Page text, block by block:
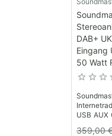
DAB+
Eingang
50 Watt
USB AUX
359,00